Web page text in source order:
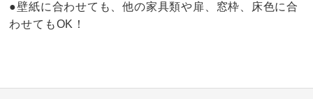
●壁紙に合わせても、他の家具類や扉、窓枠、床色に合
わせてもOK！